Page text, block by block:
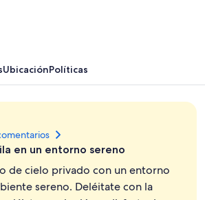
UbicaciónPolíticas
en un entorno sereno
de cielo privado con un entorno
sereno. Deléitate con la